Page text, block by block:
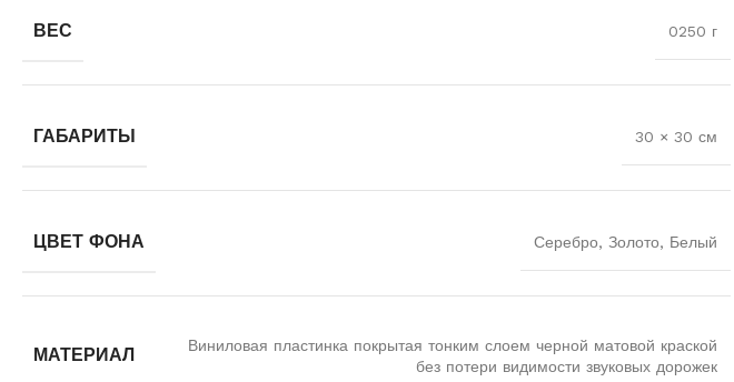
ВЕС 0250 г
ГАБАРИТЫ 30 × 30 см
ЦВЕТ ФОНА Серебро, Золото, Белый
МАТЕРИАЛ
Виниловая пластинка покрытая тонким слоем черной матовой краской
без потери видимости звуковых дорожек